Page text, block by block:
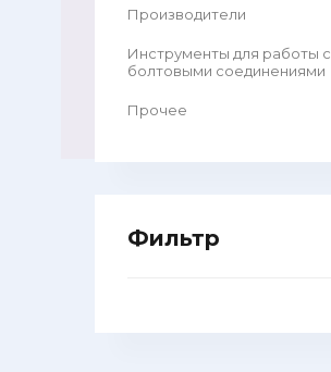
Производители
Инструменты для работы с
болтовыми соединениями
Прочее
Фильтр